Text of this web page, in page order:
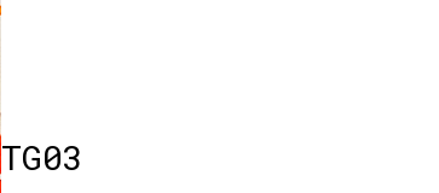
TG03